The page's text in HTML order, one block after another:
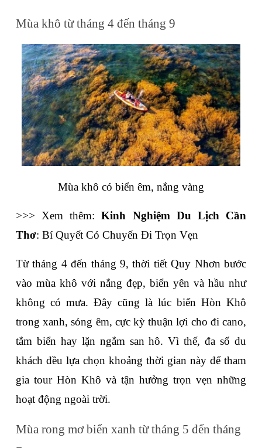
Mùa khô từ tháng 4 đến tháng 9
Mùa khô có biển êm, nắng vàng
>>> Xem thêm: Kinh Nghiệm Du Lịch Cần
Thơ: Bí Quyết Có Chuyến Đi Trọn Vẹn
Từ tháng 4 đến tháng 9, thời tiết Quy Nhơn bước
vào mùa khô với nắng đẹp, biển yên và hầu như
không có mưa. Đây cũng là lúc biển Hòn Khô
trong xanh, sóng êm, cực kỳ thuận lợi cho đi cano,
tắm biển hay lặn ngắm san hô. Vì thế, đa số du
khách đều lựa chọn khoảng thời gian này để tham
gia tour Hòn Khô và tận hưởng trọn vẹn những
hoạt động ngoài trời.
Mùa rong mơ biển xanh từ tháng 5 đến tháng